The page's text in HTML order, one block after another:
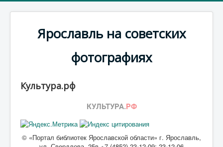
Ярославль на советских
фотографиях
Культура.рф
© «Портал библиотек Ярославской области» г. Ярославль,